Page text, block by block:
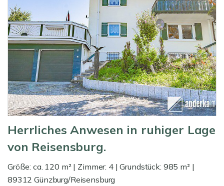
Herrliches Anwesen in ruhiger Lage
von Reisensburg.
Größe: ca. 120 m² | Zimmer: 4 | Grundstück: 985 m² |
89312 Günzburg/Reisensburg